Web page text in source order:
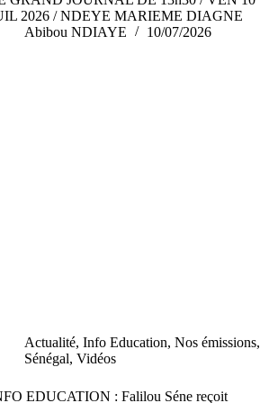
2026 / NDEYE MARIEME DIAGNE
Abibou NDIAYE
10/07/2026
Actualité,Info Education,Nos émissions,
Sénégal,Vidéos
EDUCATION : Falilou Séne reçoit